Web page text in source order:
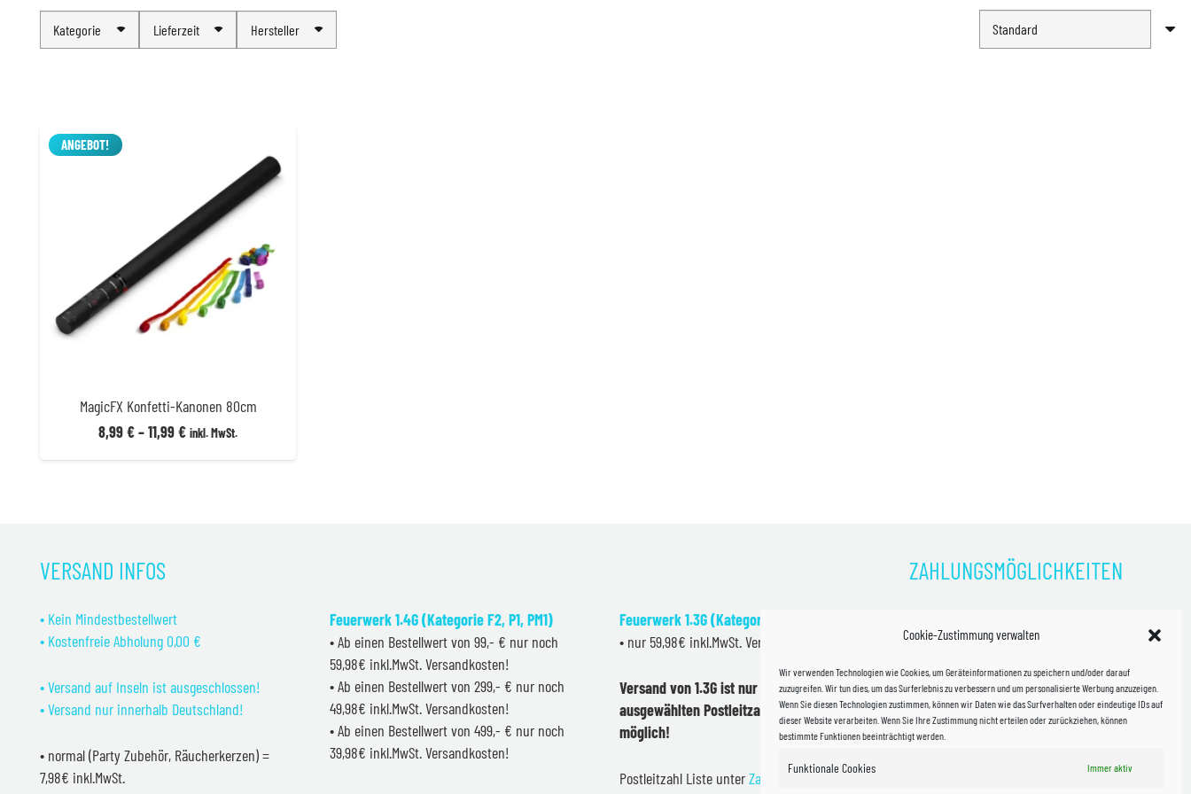
Cookie-Zustimmung verwalten
Wir verwenden Technologien wie Cookies, um Geräteinformationen zu speichern und/oder darauf
zuzugreifen. Wir tun dies, um das Surferlebnis zu verbessern und um personalisierte Werbung anzuzeigen.
Wenn Sie diesen Technologien zustimmen, können wir Daten wie das Surfverhalten oder eindeutige IDs auf
dieser Website verarbeiten. Wenn Sie Ihre Zustimmung nicht erteilen oder zurückziehen, können
bestimmte Funktionen beeinträchtigt werden.
Funktionale Cookies Immer aktiv
Kategorie Lieferzeit Hersteller
ANGEBOT!
MagicFX Konfetti-Kanonen 80cm
8,99€–11,99€ inkl. MwSt.
VERSAND INFOS
• Kein Mindestbestellwert
• Kostenfreie Abholung 0,00 €
• Versand auf Inseln ist ausgeschlossen!
• Versand nur innerhalb Deutschland!
• normal (Party Zubehör, Räucherkerzen) =
7,98€ inkl.MwSt.
Feuerwerk 1.4G (Kategorie F2, P1, PM1)
• Ab einen Bestellwert von 99,- € nur noch
59,98€ inkl.MwSt. Versandkosten!
• Ab einen Bestellwert von 299,- € nur noch
49,98€ inkl.MwSt. Versandkosten!
• Ab einen Bestellwert von 499,- € nur noch
39,98€ inkl.MwSt. Versandkosten!
Feuerwerk 1.3G (Kategorie F2)
• nur 59,98€ inkl.MwSt. Versandkosten!
Versand von 1.3G ist nur innerhalb
ausgewählten Postleitzahlen in Sachsen
möglich!
Postleitzahl Liste unterZahlung & Versand
ZAHLUNGSMÖGLICHKEITEN